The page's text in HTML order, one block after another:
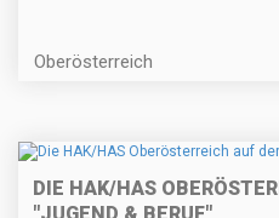
Oberösterreich
DIE HAK/HAS